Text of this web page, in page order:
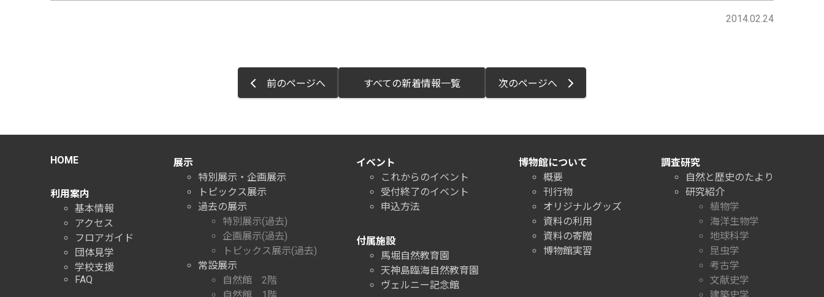
2014.02.24
前のページへ すべての新着情報一覧 次のページへ
HOME
利用案内
基本情報
アクセス
フロアガイド
団体見学
学校支援
FAQ
展示
特別展示・企画展示
トピックス展示
過去の展示
特別展示(過去)
企画展示(過去)
トピックス展示(過去)
常設展示
自然館 2階
イベント
これからのイベント
受付終了のイベント
申込方法
付属施設
馬堀自然教育園
天神島臨海自然教育園
ヴェルニー記念館
博物館について
概要
刊行物
オリジナルグッズ
資料の利用
資料の寄贈
博物館実習
調査研究
自然と歴史のたより
研究紹介
植物学
海洋生物学
地球科学
昆虫学
考古学
文献史学